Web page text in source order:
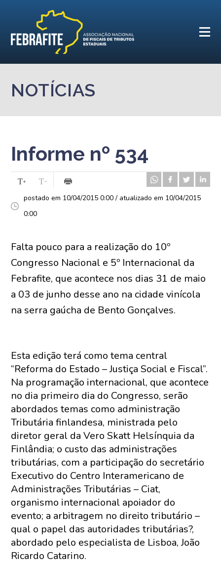
NOTÍCIAS
Informe nº 534
postado em 10/04/2015 0:00 / atualizado em 10/04/2015
0:00
Falta pouco para a realização do 10º
Congresso Nacional e 5º Internacional da
Febrafite, que acontece nos dias 31 de maio
a 03 de junho desse ano na cidade vinícola
na serra gaúcha de Bento Gonçalves.
Esta edição terá como tema central
“Reforma do Estado – Justiça Social e Fiscal”.
Na programação internacional, que acontece
no dia primeiro dia do Congresso, serão
abordados temas como administração
Tributária finlandesa, ministrada pelo
diretor geral da Vero Skatt Helsínquia da
Finlândia; o custo das administrações
tributárias, com a participação do secretário
Executivo do Centro Interamericano de
Administrações Tributárias – Ciat,
organismo internacional apoiador do
evento; a arbitragem no direito tributário –
qual o papel das autoridades tributárias?,
abordado pelo especialista de Lisboa, João
Ricardo Catarino.